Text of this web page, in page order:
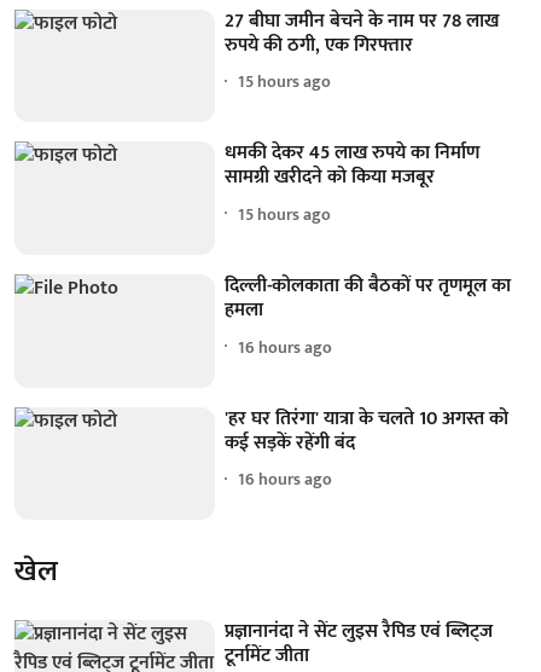
27 बीघा जमीन बेचने के नाम पर 78 लाख
रुपये की ठगी, एक गिरफ्तार
15 hours ago
धमकी देकर 45 लाख रुपये का निर्माण
सामग्री खरीदने को किया मजबूर
15 hours ago
दिल्ली-कोलकाता की बैठकों पर तृणमूल का
हमला
16 hours ago
'हर घर तिरंगा' यात्रा के चलते 10 अगस्त को
कई सड़कें रहेंगी बंद
16 hours ago
खेल
प्रज्ञानानंदा ने सेंट लुइस रैपिड एवं ब्लिट्ज
टूर्नामेंट जीता